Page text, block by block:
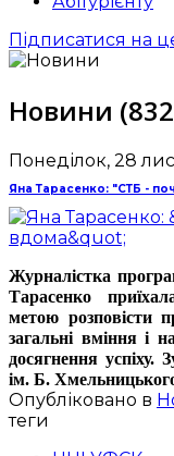
Підписатися на
Новини
Понеділок, 28
Яна Тарасенко: "СТБ -
Журналістка
Тарасенко
метою розповісти
загальні вміння і
досягнення успіху.
ім. Б.
Опубліковано в
теги